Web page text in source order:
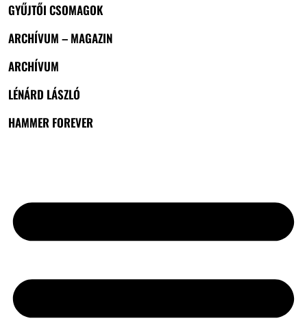
GYŰJTŐI CSOMAGOK
ARCHÍVUM – MAGAZIN
ARCHÍVUM
LÉNÁRD LÁSZLÓ
HAMMER FOREVER